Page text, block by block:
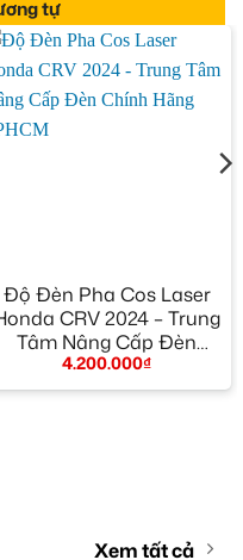
tự
Độ Đèn Pha Cos Laser
CRV 2024 – Trung
Tâm Nâng Cấp Đèn
Chính Hãng TPHCM
4.200.000₫
Xem tất cả